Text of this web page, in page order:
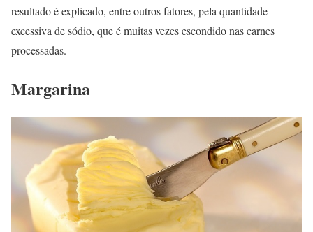
resultado é explicado, entre outros fatores, pela quantidade
excessiva de sódio, que é muitas vezes escondido nas carnes
processadas.
Margarina